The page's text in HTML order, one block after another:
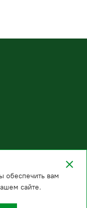
обеспечить вам
сайте.